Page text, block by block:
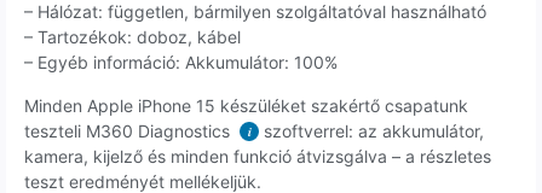
– Hálózat: független, bármilyen szolgáltatóval használható
– Tartozékok: doboz, kábel
– Egyéb információ: Akkumulátor: 100%
Minden Apple iPhone 15 készüléket szakértő csapatunk
teszteli M360 Diagnostics
i
szoftverrel: az akkumulátor,
kamera, kijelző és minden funkció átvizsgálva – a részletes
teszt eredményét mellékeljük.